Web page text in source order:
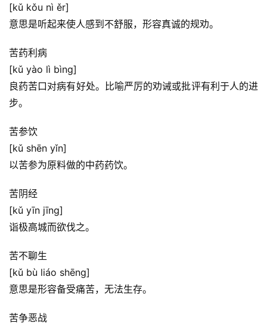
[kǔ kǒu nì ěr]
意思是听起来使人感到不舒服，形容真诚的规劝。
苦药利病
[kǔ yào lì bìng]
良药苦口对病有好处。比喻严厉的劝诫或批评有利于人的进
步。
苦参饮
[kǔ shēn yǐn]
以苦参为原料做的中药药饮。
苦阴经
[kǔ yīn jīng]
诣极高城而欲伐之。
苦不聊生
[kǔ bù liáo shēng]
意思是形容备受痛苦，无法生存。
苦争恶战